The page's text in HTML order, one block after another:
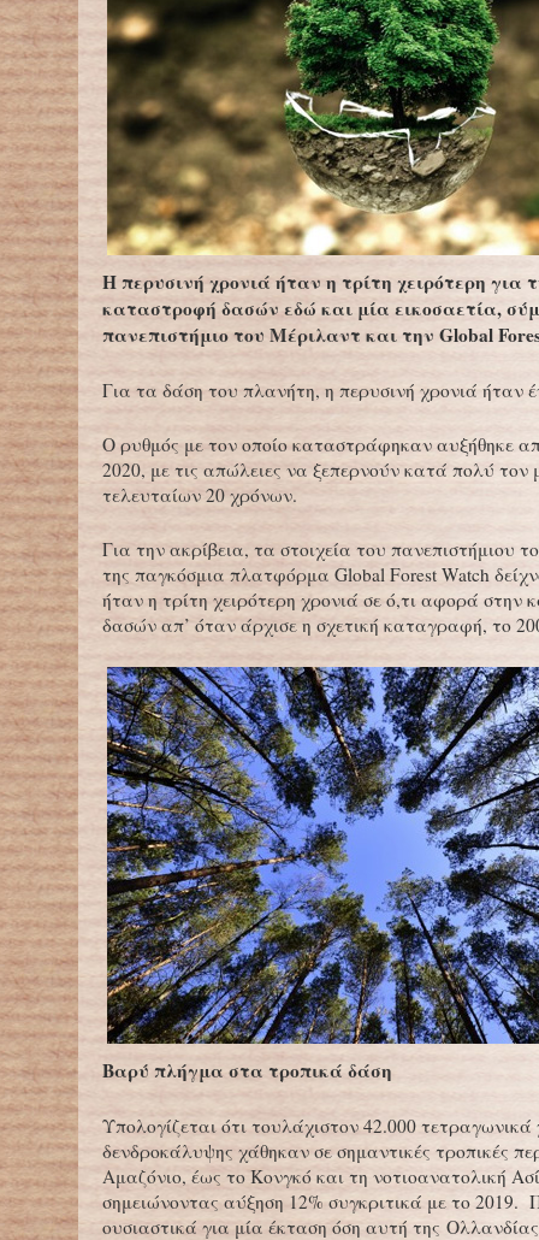
Η περυσινή χρονιά ήταν η τρίτη χειρότερη για
καταστροφή δασών εδώ και μία εικοσαετία,
πανεπιστήμιο του Μέριλαντ και την Global
Για τα δάση του πλανήτη, η περυσινή χρονιά ήταν
Ο ρυθμός με τον οποίο καταστράφηκαν αυξήθηκε
2020, με τις απώλειες να ξεπερνούν κατά πολύ τον
τελευταίων 20 χρόνων.
Για την ακρίβεια, τα στοιχεία του πανεπιστήμιου
της παγκόσμια πλατφόρμα Global Forest Watch
ήταν η τρίτη χειρότερη χρονιά σε ό,τι αφορά στην
δασών απ’ όταν άρχισε η σχετική καταγραφή, το
Βαρύ πλήγμα στα τροπικά δάση
Υπολογίζεται ότι τουλάχιστον 42.000 τετραγωνικά
δενδροκάλυψης χάθηκαν σε σημαντικές τροπικές
Αμαζόνιο, έως το Κονγκό και τη νοτιοανατολική
σημειώνοντας αύξηση 12% συγκριτικά με το 2019.
ουσιαστικά για μία έκταση όση αυτή της